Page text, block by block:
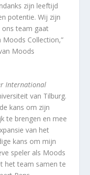
zijn leeftijd
potentie. Wij zijn
ons team gaat
Moods Collection,”
Moods
International
van Tilburg.
kans om zijn
te brengen en mee
van het
kans om mijn
speler als Moods
het team samen te